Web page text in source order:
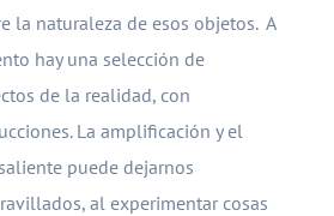
la naturaleza de esos objetos. A
hay una selección de
de la realidad, con
La amplificación y el
puede dejarnos
al experimentar cosas